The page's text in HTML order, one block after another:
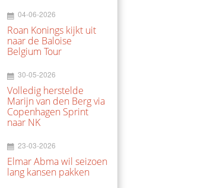
04-06-2026
Roan Konings kijkt uit
naar de Baloise
Belgium Tour
30-05-2026
Volledig herstelde
Marijn van den Berg via
Copenhagen Sprint
naar NK
23-03-2026
Elmar Abma wil seizoen
lang kansen pakken